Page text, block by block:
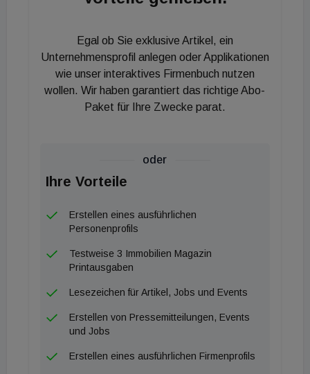
und alleiniger Eigentümer der Süba - Hauptpartner
des Wiener Real Estate Salons – über die
Wichtigkeit von Nachhaltigkeit gerade in der
Immobilien-Branche: „Wir wollen einen Beitrag zur
Klimaneutralität leisten und auch andere
verzichten wir schon seit vielen Jahren auf fossile
Energieträger. Gleichzeitig werden bei unseren
Projekten durch den Einsatz moderner
Technologien die laufenden Energiekosten gesenkt
und damit auch das Wohnen für Menschen
leistbarer gemacht.“ Süba , Msci, Corum Asset
Revetas, W5-Group, Greeninfra und Heise Haus
Podiumsdiskussionen teil, zu welchen internationale
Egal ob Sie exklusive Artikel, ein
Unternehmensprofil anlegen oder Applikationen
wie unser interaktives Firmenbuch nutzen
wollen. Wir haben garantiert das richtige Abo-
Paket für Ihre Zwecke parat.
oder
Ihre Vorteile
Erstellen eines ausführlichen
Personenprofils
Testweise 3 Immobilien Magazin
Printausgaben
Lesezeichen für Artikel, Jobs und Events
Erstellen von Pressemitteilungen, Events
und Jobs
Erstellen eines ausführlichen Firmenprofils